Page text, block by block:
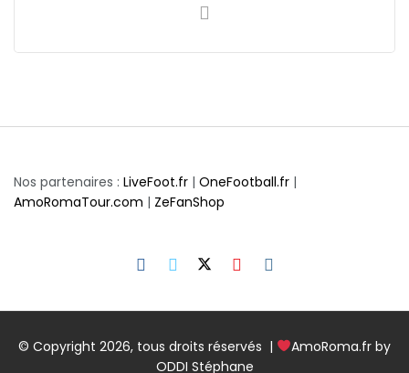
Nos partenaires : LiveFoot.fr | OneFootball.fr |
AmoRomaTour.com | ZeFanShop
© Copyright 2026, tous droits réservés |
AmoRoma.fr by
ODDI Stéphane